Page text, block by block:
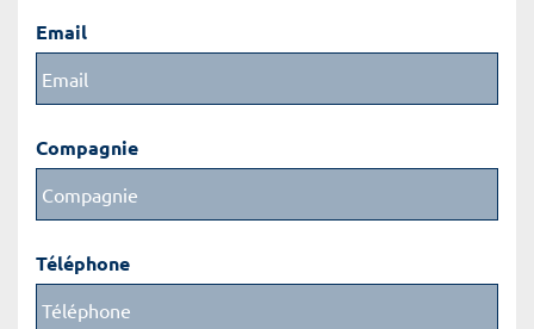
Email
Compagnie
Téléphone